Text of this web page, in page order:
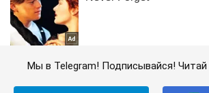
Мы в Telegram! Подписывайся! Читай